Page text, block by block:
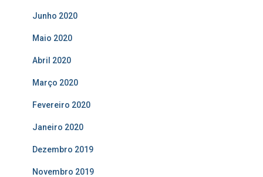
Junho 2020
Maio 2020
Abril 2020
Março 2020
Fevereiro 2020
Janeiro 2020
Dezembro 2019
Novembro 2019